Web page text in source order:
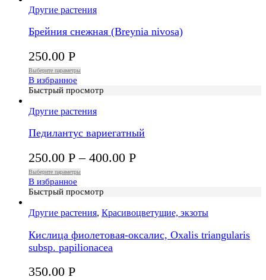
Другие растения
Брейния снежная (Breynia nivosa)
250.00 Р
Выберите параметры
В избранное
Быстрый просмотр
Другие растения
Педилантус вариегатный
250.00 Р – 400.00 Р
Выберите параметры
В избранное
Быстрый просмотр
Другие растения, Красивоцветущие, экзоты
Кислица фиолетовая-оксалис, Oxalis triangularis
subsp. papilionacea
350.00 Р